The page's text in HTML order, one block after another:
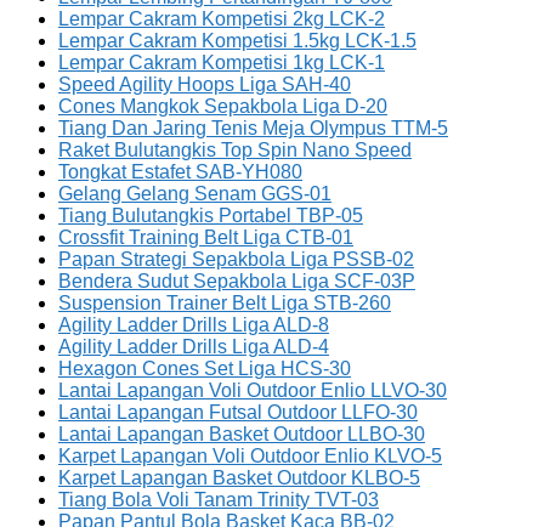
Lempar Cakram Kompetisi 2kg LCK-2
Lempar Cakram Kompetisi 1.5kg LCK-1.5
Lempar Cakram Kompetisi 1kg LCK-1
Speed Agility Hoops Liga SAH-40
Cones Mangkok Sepakbola Liga D-20
Tiang Dan Jaring Tenis Meja Olympus TTM-5
Raket Bulutangkis Top Spin Nano Speed
Tongkat Estafet SAB-YH080
Gelang Gelang Senam GGS-01
Tiang Bulutangkis Portabel TBP-05
Crossfit Training Belt Liga CTB-01
Papan Strategi Sepakbola Liga PSSB-02
Bendera Sudut Sepakbola Liga SCF-03P
Suspension Trainer Belt Liga STB-260
Agility Ladder Drills Liga ALD-8
Agility Ladder Drills Liga ALD-4
Hexagon Cones Set Liga HCS-30
Lantai Lapangan Voli Outdoor Enlio LLVO-30
Lantai Lapangan Futsal Outdoor LLFO-30
Lantai Lapangan Basket Outdoor LLBO-30
Karpet Lapangan Voli Outdoor Enlio KLVO-5
Karpet Lapangan Basket Outdoor KLBO-5
Tiang Bola Voli Tanam Trinity TVT-03
Papan Pantul Bola Basket Kaca BB-02